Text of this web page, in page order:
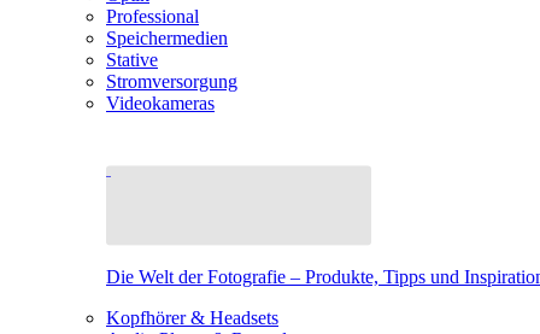
Professional
Speichermedien
Stative
Stromversorgung
Videokameras
Die Welt der Fotografie – Produkte, Tipps und
Kopfhörer & Headsets